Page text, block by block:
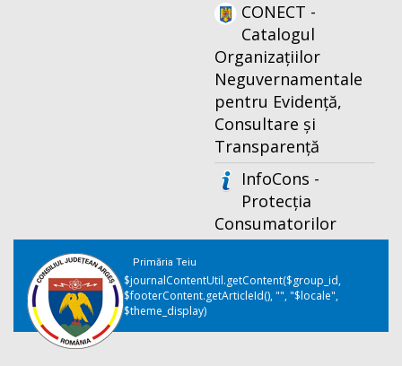
CONECT -
Catalogul
Organizațiilor
Neguvernamentale
pentru Evidență,
Consultare și
Transparență
InfoCons -
Protecția
Consumatorilor
Primăria Teiu
$journalContentUtil.getContent($group_id,
$footerContent.getArticleId(), "", "$locale",
$theme_display)